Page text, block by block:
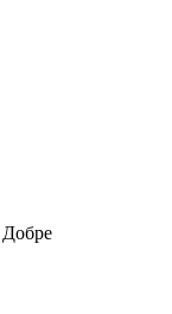
Добре